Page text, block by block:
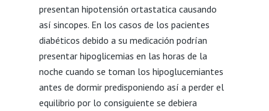
presentan hipotensión ortastatica causando
así sincopes. En los casos de los pacientes
diabéticos debido a su medicación podrían
presentar hipoglicemias en las horas de la
noche cuando se toman los hipoglucemiantes
antes de dormir predisponiendo así a perder el
equilibrio por lo consiguiente se debiera